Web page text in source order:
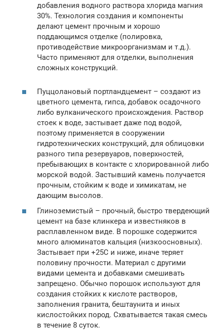
добавления водного раствора хлорида магния
30%. Технология создания и компоненты
делают цемент прочным и хорошо
поддающимся отделке (полировка,
противодействие микроорганизмам и т.д.).
Часто применяют для отделки, выполнения
сложных конструкций.
Пуццолановый портландцемент – создают из
цветного цемента, гипса, добавок осадочного
либо вулканического происхождения. Раствор
стоек к воде, застывает даже под водой,
поэтому применяется в сооружении
гидротехнических конструкций, для облицовки
разного типа резервуаров, поверхностей,
пребывающих в контакте с хлорированной либо
морской водой. Застывший камень получается
прочным, стойким к воде и химикатам, не
дающим высолов.
Глиноземистый – прочный, быстро твердеющий
цемент на базе клинкера и известняков в
расплавленном виде. В порошке содержится
много алюминатов кальция (низкоосновных).
Застывает при +25С и ниже, иначе теряет
половину прочности. Материал с другими
видами цемента и добавками смешивать
запрещено. Обычно порошок используют для
создания стойких к кислоте растворов,
заполнения гранита, бештаунита и иных
кислостойких пород. Схватывается такая смесь
в течение 8 суток.